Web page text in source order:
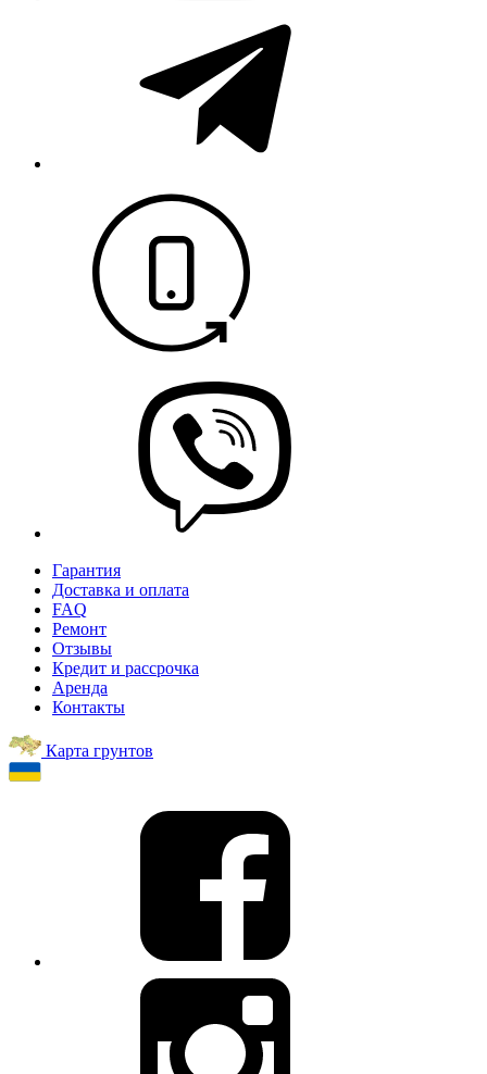
Гарантия
Доставка и оплата
FAQ
Ремонт
Отзывы
Кредит и рассрочка
Аренда
Контакты
Карта грунтов